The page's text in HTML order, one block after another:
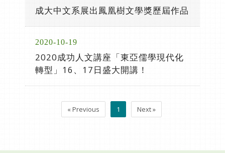
成大中文系展出鳳凰樹文學獎歷屆作品
2020-10-19
2020成功人文講座「東亞儒學現代化
轉型」16、17日盛大開講！
« Previous 1 Next »